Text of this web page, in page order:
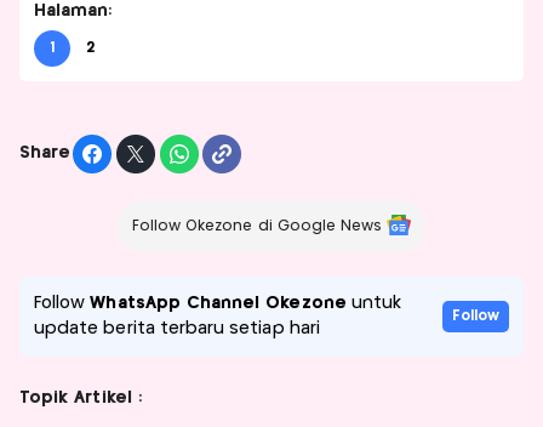
Halaman:
1 2
Share
Follow Okezone di Google News
FollowWhatsApp Channel Okezone untuk
update berita terbaru setiap hari
Follow
Topik Artikel :